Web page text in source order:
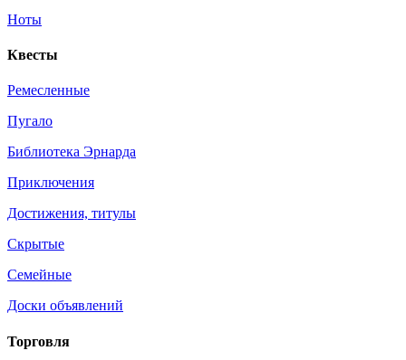
Ноты
Квесты
Ремесленные
Пугало
Библиотека Эрнарда
Приключения
Достижения, титулы
Скрытые
Семейные
Доски объявлений
Торговля